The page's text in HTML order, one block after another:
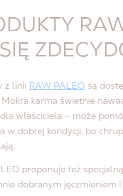
z linii RAW PALEO są
karma świetnie
właściciela – może
w dobrej kondycji, bo
proponuje też
dobranym jęczmieniem